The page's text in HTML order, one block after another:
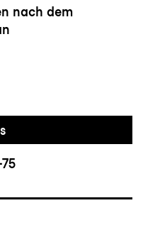
nach dem